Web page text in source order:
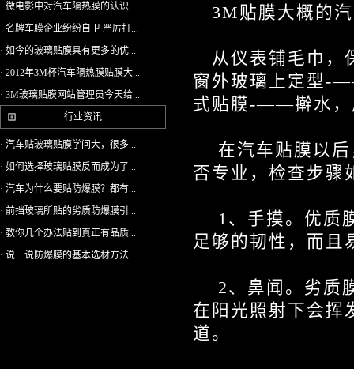
· 微电影中对汽车隔热膜的认识...
· 名牌车膜企业纷纷自卫 严厉打...
· 如今的玻璃贴膜具有更多的优...
· 2012年3M杯汽车隔热膜贴膜大...
· 3M玻璃贴膜网站管理员今天给...
行业资讯
· 汽车贴玻璃贴膜学问大，很多...
· 如何选择玻璃贴膜反而成为了...
· 汽车为什么要贴防爆膜？都有...
· 前挡玻璃所贴的劣质防爆膜引...
· 教你几个办法贴到真正有品质...
· 说一说防爆膜的基本选材方法
3M贴膜大概的
从仪表铺毛巾
窗外玻璃上定型-
式贴膜-——擀水，
在汽车贴膜以
否专业，检查步骤
1、手摸。优质
足够的韧性，而且
2、鼻闻。劣质
在阳光照射下会挥
道。